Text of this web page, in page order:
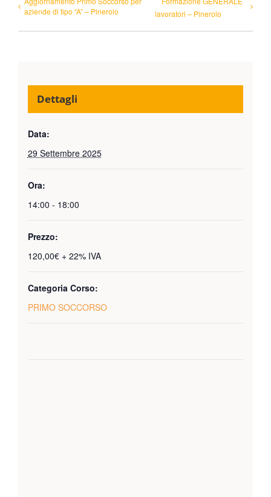
aziende di tipo “A” – Pinerolo
lavoratori – Pinerolo
Dettagli
Data:
29 Settembre 2025
Ora:
14:00 - 18:00
Prezzo:
120,00€ + 22% IVA
Categoria Corso:
PRIMO SOCCORSO